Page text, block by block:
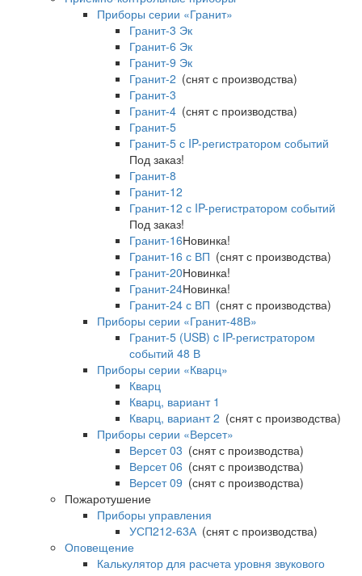
Приборы серии «Гранит»
Гранит-3 Эк
Гранит-6 Эк
Гранит-9 Эк
Гранит-2 (снят с производства)
Гранит-3
Гранит-4 (снят с производства)
Гранит-5
Гранит-5 с IP-регистратором событий
Под заказ!
Гранит-8
Гранит-12
Гранит-12 с IP-регистратором событий
Под заказ!
Гранит-16Новинка!
Гранит-16 с ВП (снят с производства)
Гранит-20Новинка!
Гранит-24Новинка!
Гранит-24 с ВП (снят с производства)
Приборы серии «Гранит-48В»
Гранит-5 (USB) c IP-регистратором
событий 48 В
Приборы серии «Кварц»
Кварц
Кварц, вариант 1
Кварц, вариант 2 (снят с производства)
Приборы серии «Версет»
Версет 03 (снят с производства)
Версет 06 (снят с производства)
Версет 09 (снят с производства)
Пожаротушение
Приборы управления
УСП212-63А(снят с производства)
Оповещение
Калькулятор для расчета уровня звукового